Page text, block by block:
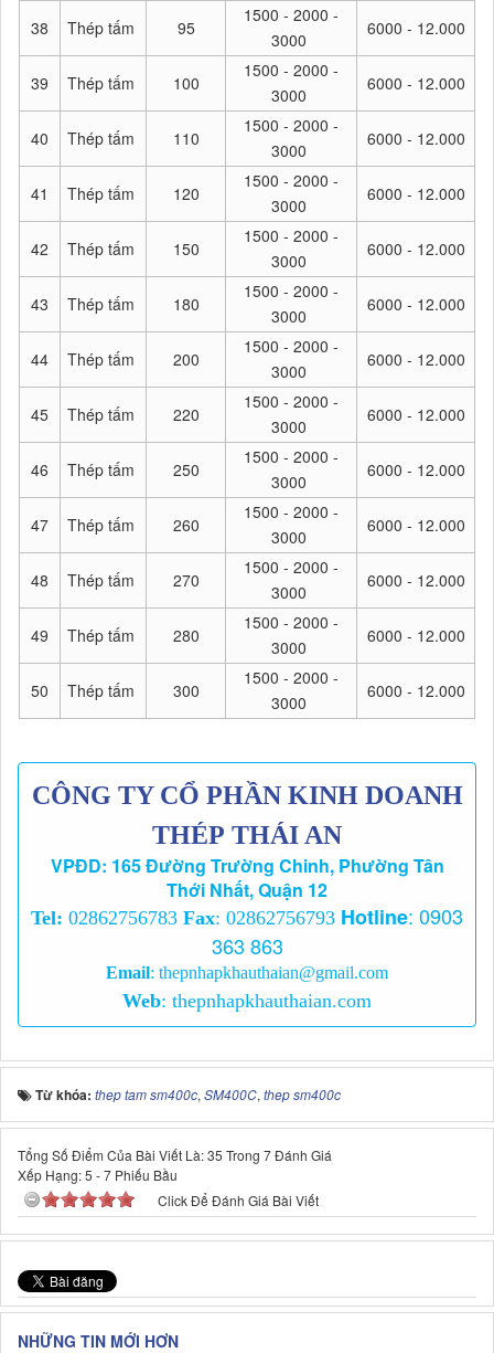
38 Thép tấm 95
1500 - 2000 -
3000
6000 - 12.000
39 Thép tấm 100
1500 - 2000 -
3000
6000 - 12.000
40 Thép tấm 110
1500 - 2000 -
3000
6000 - 12.000
41 Thép tấm 120
1500 - 2000 -
3000
6000 - 12.000
42 Thép tấm 150
1500 - 2000 -
3000
6000 - 12.000
43 Thép tấm 180
1500 - 2000 -
3000
6000 - 12.000
44 Thép tấm 200
1500 - 2000 -
3000
6000 - 12.000
45 Thép tấm 220
1500 - 2000 -
3000
6000 - 12.000
46 Thép tấm 250
1500 - 2000 -
3000
6000 - 12.000
47 Thép tấm 260
1500 - 2000 -
3000
6000 - 12.000
48 Thép tấm 270
1500 - 2000 -
3000
6000 - 12.000
49 Thép tấm 280
1500 - 2000 -
3000
6000 - 12.000
50 Thép tấm 300
1500 - 2000 -
3000
6000 - 12.000
CÔNG TY CỔ PHẦN KINH DOANH
THÉP THÁI AN
VPĐD: 165 Đường Trường Chinh, Phường Tân
Thới Nhất, Quận 12
Tel: 02862756783 Fax: 02862756793 Hotline: 0903
363 863
Email: thepnhapkhauthaian@gmail.com
Web: thepnhapkhauthaian.com
Từ khóa: thep tam sm400c, SM400C, thep sm400c
Tổng Số Điểm Của Bài Viết Là: 35 Trong 7 Đánh Giá
Xếp Hạng:5 -7 Phiếu Bầu
Click Để Đánh Giá Bài Viết
NHỮNG TIN MỚI HƠN